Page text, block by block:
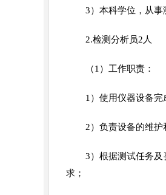
3）本科学位，从事
2.检测分析员2人
（1）工作职责：
1）使用仪器设备完
2）负责设备的维护
3）根据测试任务
求；